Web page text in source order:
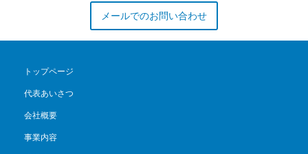
メールでのお問い合わせ
トップページ
代表あいさつ
会社概要
事業内容